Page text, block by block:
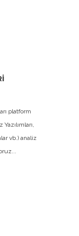
platform
vb.) analiz